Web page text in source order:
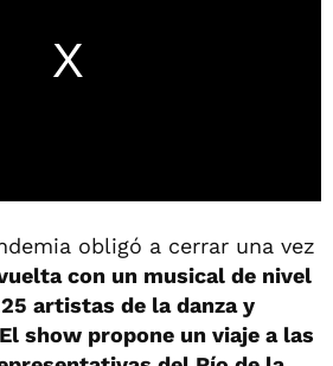
obligó a cerrar una vez
con un musical de nivel
artistas de la danza y
show propone un viaje a las